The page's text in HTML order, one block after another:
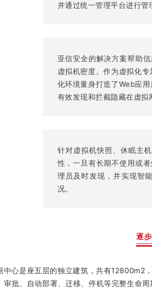
并通过统一管理平台进行管
亚信安全的解决方案帮助
虚拟机密度。作为虚拟化
化环境量身打造了Web应
有效发现和拦截隐藏在虚拟
针对虚拟机快照、休眠主
性，一旦有长期不使用或
理员及时发现，并实现智
况。
逐
中心是座五层的独立建筑，共有12800m2
审批、自动部署、迁移、停机等完整生命